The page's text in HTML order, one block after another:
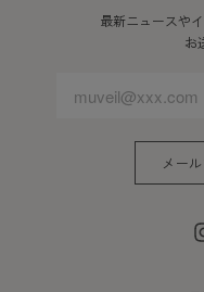
最新ニュースや
お
メー